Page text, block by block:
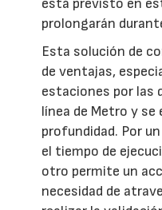
está previsto en
prolongarán
Esta solución de
de ventajas,
estaciones por las
línea de Metro y se
profundidad. Por
el tiempo de
otro permite un
necesidad de